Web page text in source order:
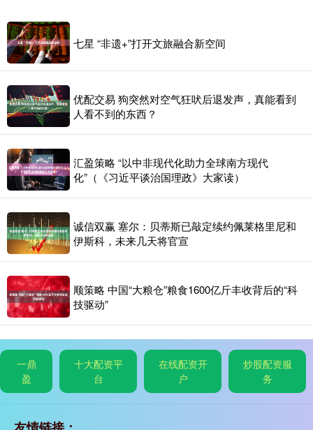
七星 “非遗+”打开文旅融合新空间
优配交易 狗突然对空气狂吠后退发声，真能看到
人看不到的东西？
汇盈策略 “以中非现代化助力全球南方现代
化”（《习近平谈治国理政》大家读）
诚信双赢 塞尔：贝蒂斯已敲定续约佩莱格里尼和
伊斯科，未来几天将官宣
顺策略 中国“大粮仓”粮食1600亿斤丰收背后的“科
技驱动”
一鼎
盈
十大配资平
台
在线配资开
户
炒股配资服
务